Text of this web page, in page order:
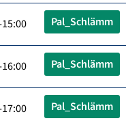
Pal_Schlämm
Pal_Schlämm
Pal_Schlämm